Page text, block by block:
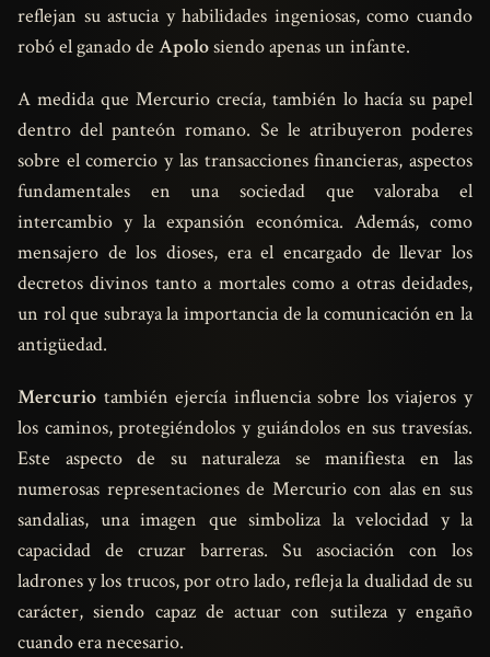
reflejan su astucia y habilidades ingeniosas, como cuando
robó el ganado de Apolosiendo apenas un infante.
A medida que Mercurio crecía, también lo hacía su papel
dentro del panteón romano. Se le atribuyeron poderes
sobre el comercio y las transacciones financieras, aspectos
fundamentales en una sociedad que valoraba el
intercambio y la expansión económica. Además, como
mensajero de los dioses, era el encargado de llevar los
decretos divinos tanto a mortales como a otras deidades,
un rol que subraya la importancia de la comunicación en la
antigüedad.
Mercurio también ejercía influencia sobre los viajeros y
los caminos, protegiéndolos y guiándolos en sus travesías.
Este aspecto de su naturaleza se manifiesta en las
numerosas representaciones de Mercurio con alas en sus
sandalias, una imagen que simboliza la velocidad y la
capacidad de cruzar barreras. Su asociación con los
ladrones y los trucos, por otro lado, refleja la dualidad de su
carácter, siendo capaz de actuar con sutileza y engaño
cuando era necesario.